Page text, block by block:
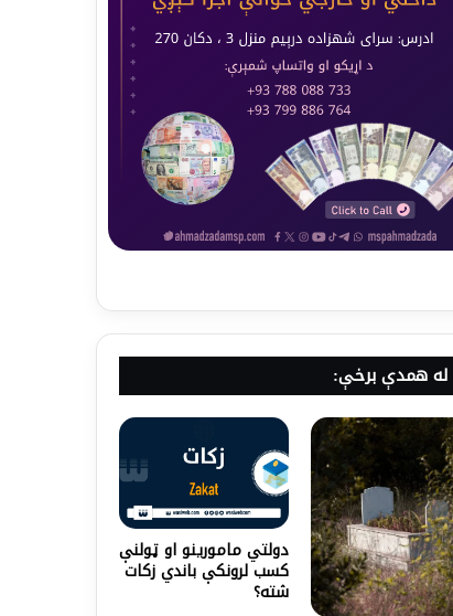
له همدې برخې:
دولتي مامورینو او ټولنې
کسب لرونکې باندي زکات
شته؟